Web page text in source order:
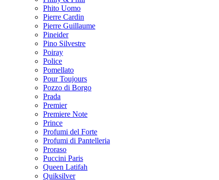
Phito Uomo
Pierre Cardin
Pierre Guillaume
Pineider
Pino Silvestre
Poiray
Police
Pomellato
Pour Toujours
Pozzo di Borgo
Prada
Premier
Premiere Note
Prince
Profumi del Forte
Profumi di Pantelleria
Proraso
Puccini Paris
Queen Latifah
Quiksilver